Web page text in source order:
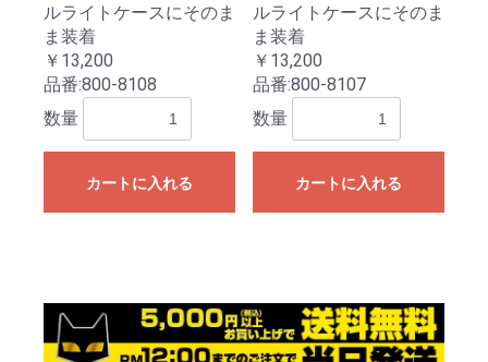
ルライトケースにそのま
ま装着
￥13,200
品番:800-8108
数量
カートに入れる
ルライトケースにそのま
ま装着
￥13,200
品番:800-8107
数量
カートに入れる